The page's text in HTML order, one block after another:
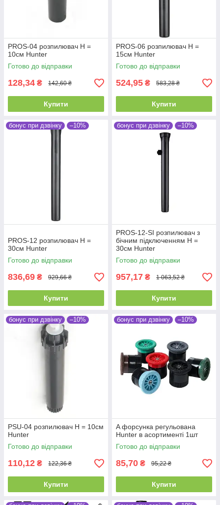
PROS-04 розпилювач Н =
10см Hunter
Готово до відправки
128,34 ₴ 142,60 ₴
Купити
PROS-06 розпилювач Н =
15см Hunter
Готово до відправки
524,95 ₴ 583,28 ₴
Купити
бонус при дзвінку –10%
PROS-12 розпилювач Н =
30см Hunter
Готово до відправки
836,69 ₴ 929,66 ₴
Купити
бонус при дзвінку –10%
PROS-12-SI розпилювач з
бічним підключенням Н =
30см Hunter
Готово до відправки
957,17 ₴ 1 063,52 ₴
Купити
бонус при дзвінку –10%
PSU-04 розпилювач Н = 10см
Hunter
Готово до відправки
110,12 ₴ 122,36 ₴
Купити
бонус при дзвінку –10%
A форсунка регульована
Hunter в асортименті 1шт
Готово до відправки
85,70 ₴ 95,22 ₴
Купити